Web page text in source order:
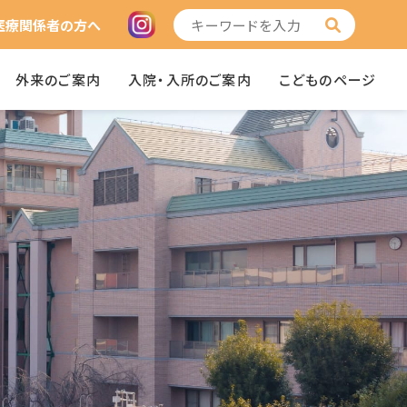
療関係者の方へ
外来のご案内 入院・入所のご案内 こどものページ